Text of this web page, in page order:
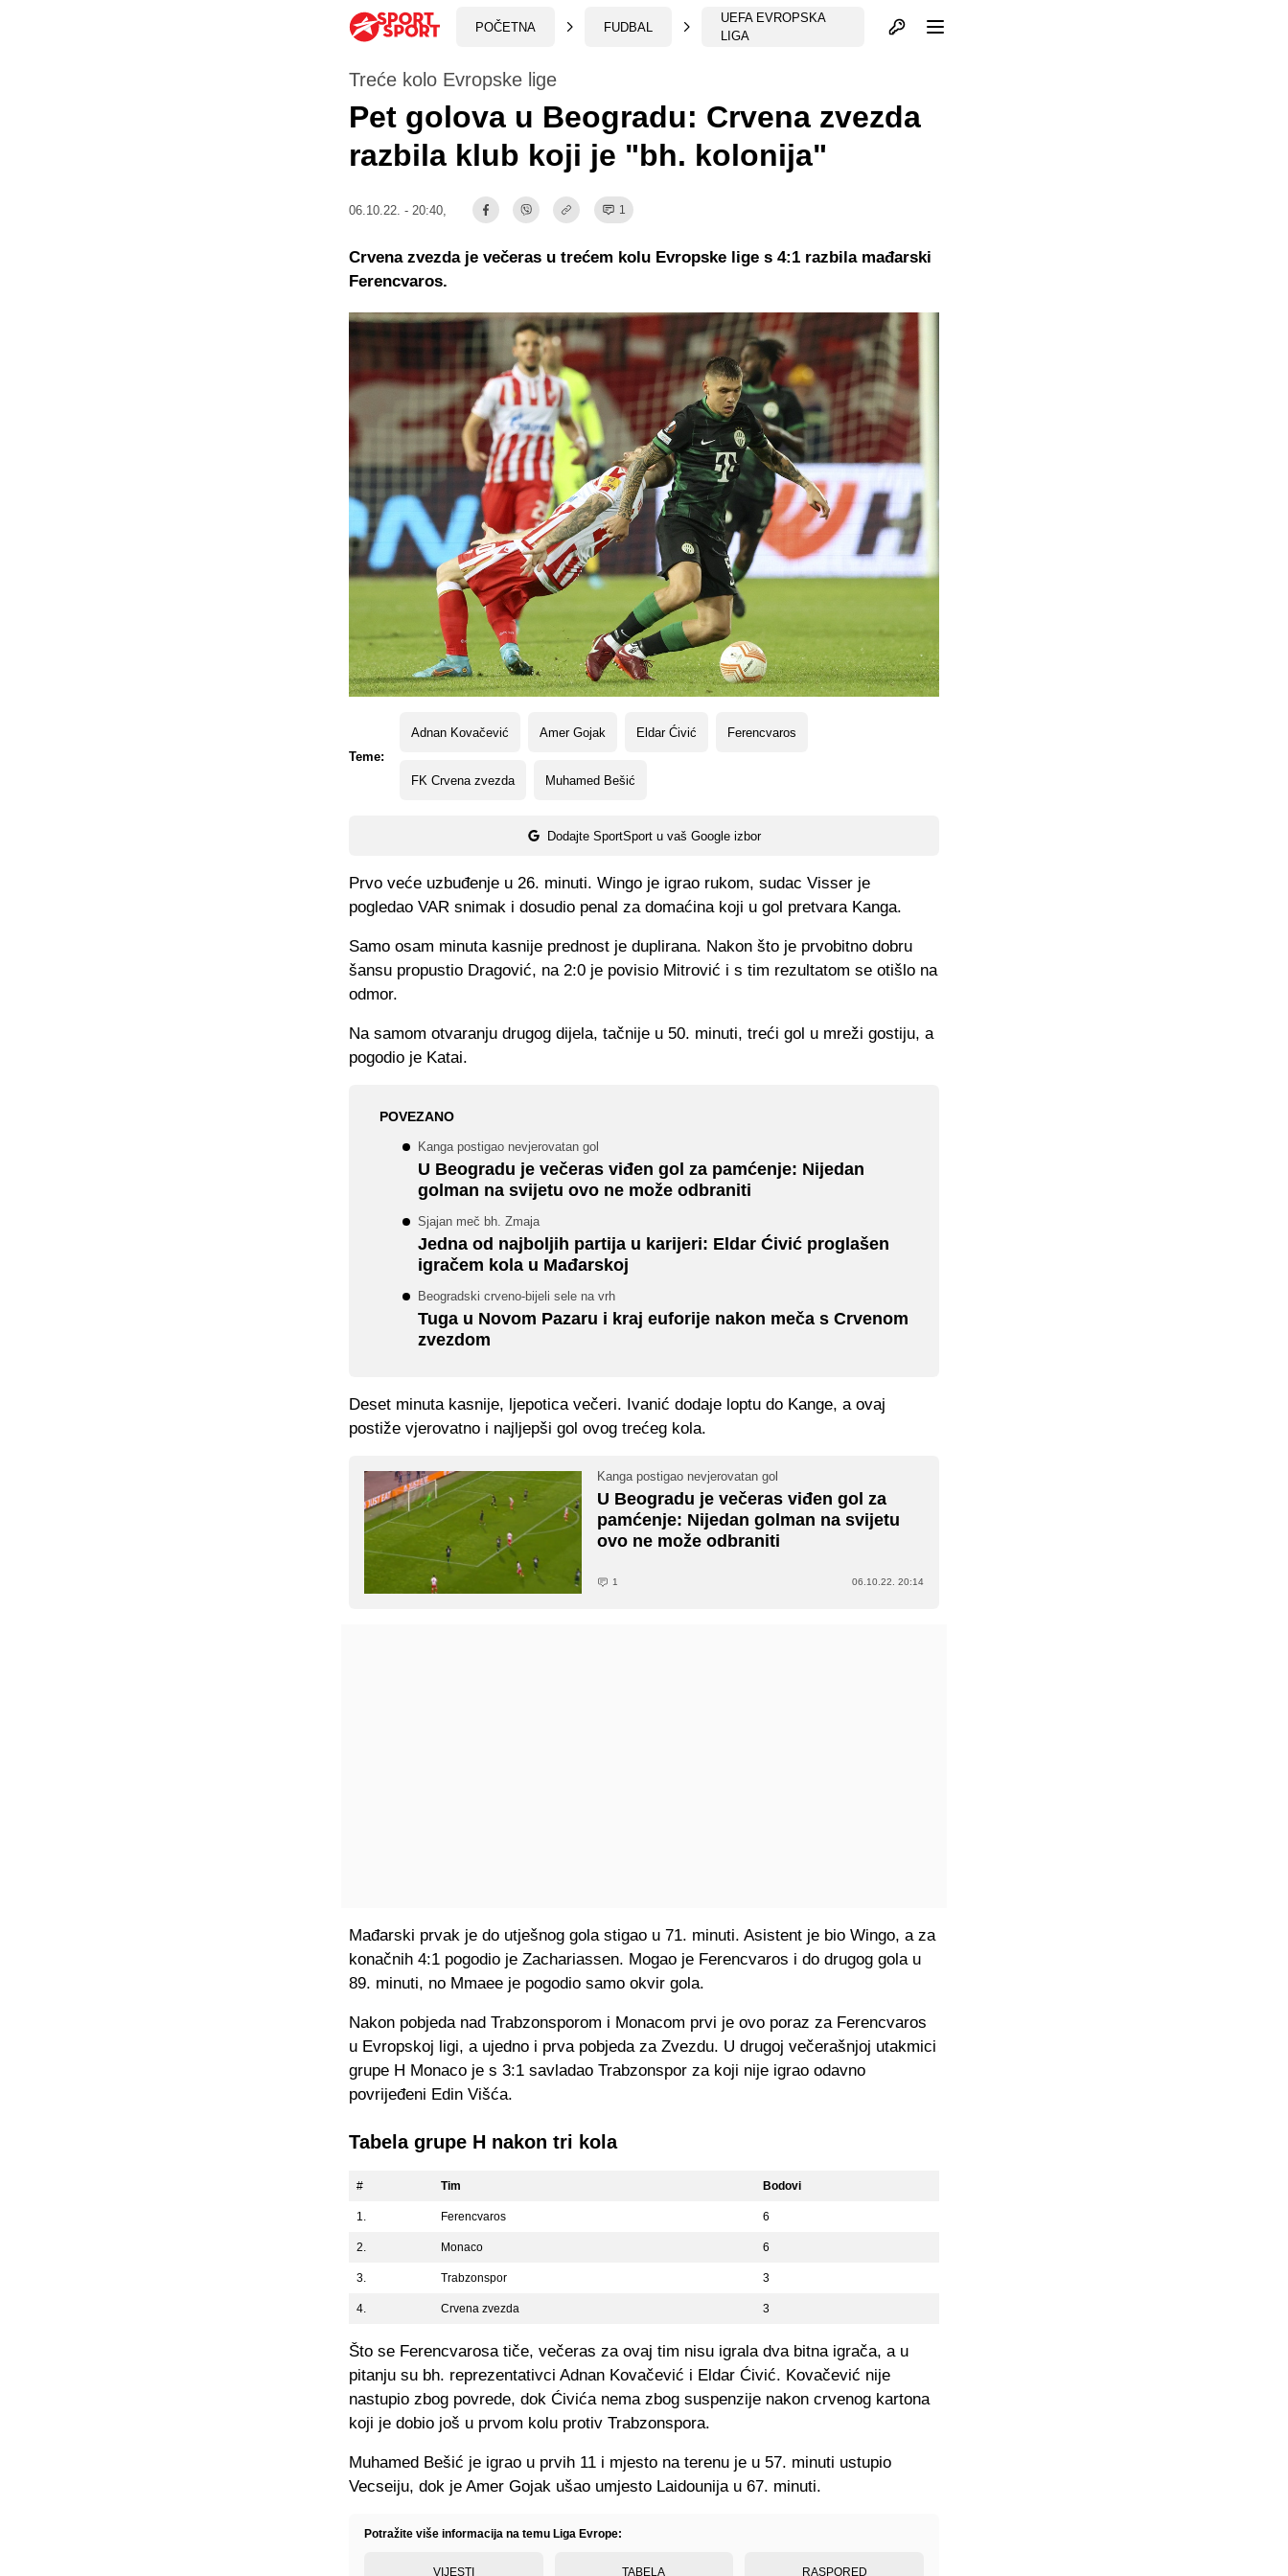
POČETNA FUDBAL
UEFA EVROPSKA
LIGA
Otvori profil
Treće kolo Evropske lige
Pet golova u Beogradu: Crvena zvezda
razbila klub koji je "bh. kolonija"
06.10.22. - 20:40, 1
Teme:
Adnan Kovačević Amer Gojak Eldar Ćivić Ferencvaros
FK Crvena zvezda Muhamed Bešić
Dodajte SportSport u vaš Google izbor
Crvena zvezda je večeras u trećem kolu Evropske lige s 4:1 razbila mađarski
Ferencvaros.
Prvo veće uzbuđenje u 26. minuti. Wingo je igrao rukom, sudac Visser je
pogledao VAR snimak i dosudio penal za domaćina koji u gol pretvara Kanga.
Samo osam minuta kasnije prednost je duplirana. Nakon što je prvobitno dobru
šansu propustio Dragović, na 2:0 je povisio Mitrović i s tim rezultatom se otišlo na
odmor.
Na samom otvaranju drugog dijela, tačnije u 50. minuti, treći gol u mreži gostiju, a
pogodio je Katai.
POVEZANO
Kanga postigao nevjerovatan gol
U Beogradu je večeras viđen gol za pamćenje: Nijedan
golman na svijetu ovo ne može odbraniti
Sjajan meč bh. Zmaja
Jedna od najboljih partija u karijeri: Eldar Ćivić proglašen
igračem kola u Mađarskoj
Beogradski crveno-bijeli sele na vrh
Tuga u Novom Pazaru i kraj euforije nakon meča s Crvenom
zvezdom
Deset minuta kasnije, ljepotica večeri. Ivanić dodaje loptu do Kange, a ovaj
postiže vjerovatno i najljepši gol ovog trećeg kola.
Kanga postigao nevjerovatan gol
U Beogradu je večeras viđen gol za
pamćenje: Nijedan golman na svijetu
ovo ne može odbraniti
1 06.10.22. 20:14
Mađarski prvak je do utješnog gola stigao u 71. minuti. Asistent je bio Wingo, a za
konačnih 4:1 pogodio je Zachariassen. Mogao je Ferencvaros i do drugog gola u
89. minuti, no Mmaee je pogodio samo okvir gola.
Nakon pobjeda nad Trabzonsporom i Monacom prvi je ovo poraz za Ferencvaros
u Evropskoj ligi, a ujedno i prva pobjeda za Zvezdu. U drugoj večerašnjoj utakmici
grupe H Monaco je s 3:1 savladao Trabzonspor za koji nije igrao odavno
povrijeđeni Edin Višća.
Tabela grupe H nakon tri kola
# Tim Bodovi
1. Ferencvaros 6
2. Monaco 6
3. Trabzonspor 3
4. Crvena zvezda 3
Što se Ferencvarosa tiče, večeras za ovaj tim nisu igrala dva bitna igrača, a u
pitanju su bh. reprezentativci Adnan Kovačević i Eldar Ćivić. Kovačević nije
nastupio zbog povrede, dok Ćivića nema zbog suspenzije nakon crvenog kartona
koji je dobio još u prvom kolu protiv Trabzonspora.
Muhamed Bešić je igrao u prvih 11 i mjesto na terenu je u 57. minuti ustupio
Vecseiju, dok je Amer Gojak ušao umjesto Laidounija u 67. minuti.
Potražite više informacija na temu Liga Evrope:
VIJESTI TABELA RASPORED